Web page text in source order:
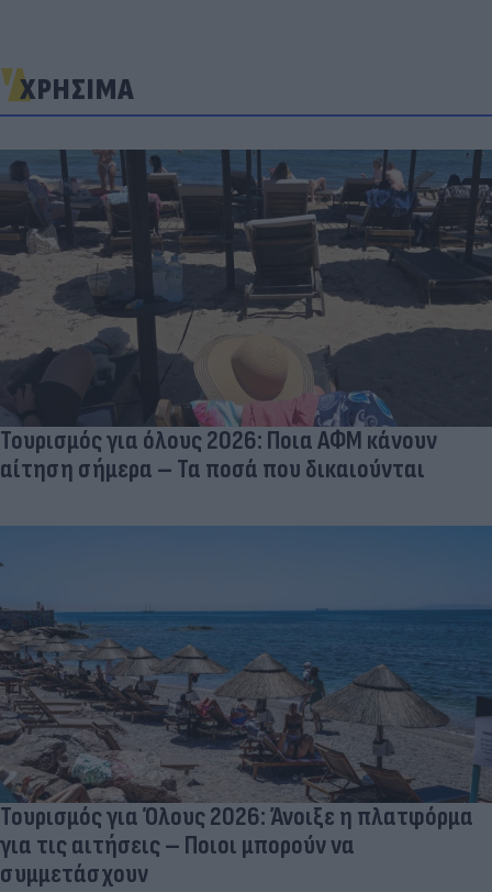
ΧΡΗΣΙΜΑ
Τουρισμός για όλους 2026: Ποια ΑΦΜ κάνουν
αίτηση σήμερα – Τα ποσά που δικαιούνται
Τουρισμός για Όλους 2026: Άνοιξε η πλατφόρμα
για τις αιτήσεις – Ποιοι μπορούν να
συμμετάσχουν